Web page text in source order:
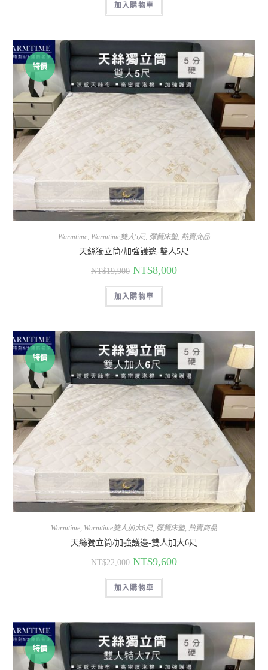
加入購物車
特價
Warmtime Warmtime雙人5尺, 彈簧床墊, 熱賣商品
天絲獨立筒/加強護邊-雙人5尺
NT$19,900 NT$8,000
加入購物車
特價
Warmtime Warmtime雙人加大6尺, 彈簧床墊, 熱賣商品
天絲獨立筒/加強護邊-雙人加大6尺
NT$22,000 NT$9,600
加入購物車
特價